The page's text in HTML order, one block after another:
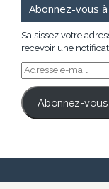
Abonnez-vous
Saisissez votre
recevoir une
Adresse
e-
mail
Abonnez-vous